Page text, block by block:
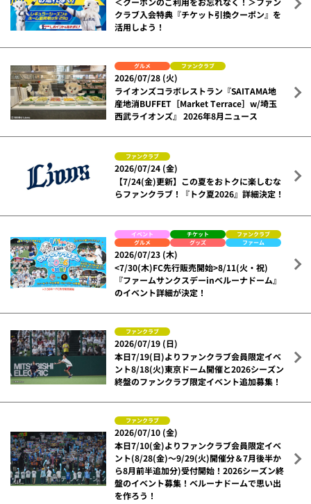
クラブ入会特典『チケット引換クーポン』を
活用しよう！
グルメ ファンクラブ
2026/07/28 (火)
ライオンズコラボレストラン『SAITAMA地
産地消BUFFET［Market Terrace］w/埼玉
西武ライオンズ』 2026年8月ニュース
ファンクラブ
2026/07/24 (金)
【7/24(金)更新】この夏をおトクに楽しむな
らファンクラブ！『トク夏2026』詳細決定！
イベント チケット
ファンクラブ
グルメ
グッズ ファーム
2026/07/23 (木)
<7/30(木)FC先行販売開始>8/11(火・祝)
『ファームサンクスデーinベルーナドーム』
のイベント詳細が決定！
ファンクラブ
2026/07/19 (日)
本日7/19(日)よりファンクラブ会員限定イベ
ント8/18(火)東京ドーム開催と2026シーズン
終盤のファンクラブ限定イベント追加募集！
ファンクラブ
2026/07/10 (金)
本日7/10(金)よりファンクラブ会員限定イベ
ント(8/28(金)～9/29(火)開催分＆7月後半か
ら8月前半追加分)受付開始！2026シーズン終
盤のイベント募集！ベルーナドームで思い出
を作ろう！